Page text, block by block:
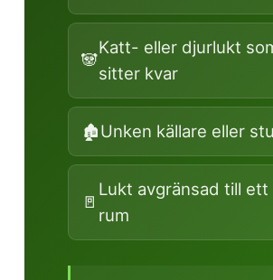
🐼
Katt- eller djurlukt
sitter kvar
🏚️Unken källare eller
🚪
Lukt avgränsad till ett
rum